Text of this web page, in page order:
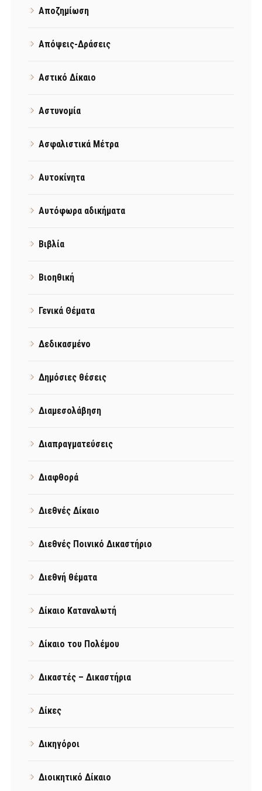
Αποζημίωση
Απόψεις-Δράσεις
Αστικό Δίκαιο
Αστυνομία
Ασφαλιστικά Μέτρα
Αυτοκίνητα
Αυτόφωρα αδικήματα
Βιβλία
Βιοηθική
Γενικά Θέματα
Δεδικασμένο
Δημόσιες θέσεις
Διαμεσολάβηση
Διαπραγματεύσεις
Διαφθορά
Διεθνές Δίκαιο
Διεθνές Ποινικό Δικαστήριο
Διεθνή θέματα
Δίκαιο Καταναλωτή
Δίκαιο του Πολέμου
Δικαστές – Δικαστήρια
Δίκες
Δικηγόροι
Διοικητικό Δίκαιο